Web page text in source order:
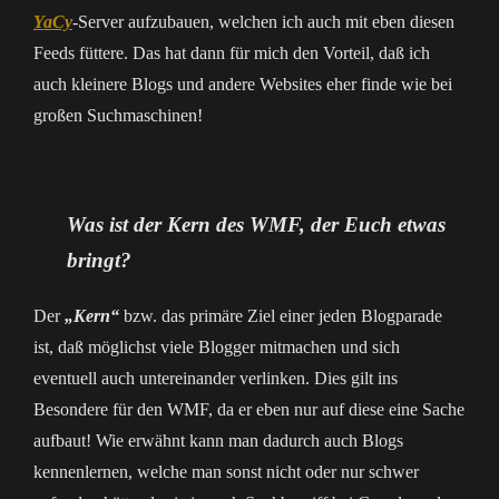
YaCy-Server aufzubauen, welchen ich auch mit eben diesen
Feeds füttere. Das hat dann für mich den Vorteil, daß ich
auch kleinere Blogs und andere Websites eher finde wie bei
großen Suchmaschinen!
Was ist der Kern des WMF, der Euch etwas
bringt?
Der„Kern“ bzw. das primäre Ziel einer jeden Blogparade
ist, daß möglichst viele Blogger mitmachen und sich
eventuell auch untereinander verlinken. Dies gilt ins
Besondere für den WMF, da er eben nur auf diese eine Sache
aufbaut! Wie erwähnt kann man dadurch auch Blogs
kennenlernen, welche man sonst nicht oder nur schwer